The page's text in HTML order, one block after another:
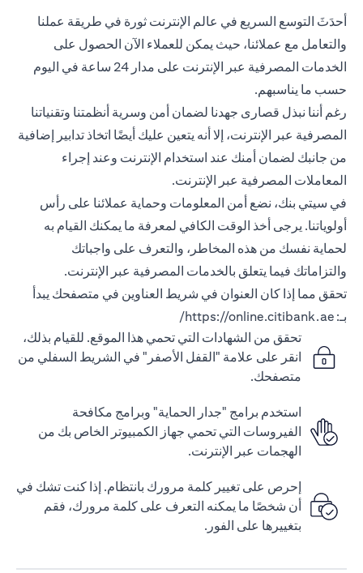
أحدَثَ التوسع السريع في عالم الإنترنت ثورة في طريقة عملنا
والتعامل مع عملائنا، حيث يمكن للعملاء الآن الحصول على
الخدمات المصرفية عبر الإنترنت على مدار 24 ساعة في اليوم
حسب ما يناسبهم.
رغم أننا نبذل قصارى جهدنا لضمان أمن وسرية أنظمتنا وتقنياتنا
المصرفية عبر الإنترنت، إلا أنه يتعين عليك أيضًا اتخاذ تدابير إضافية
من جانبك لضمان أمنك عند استخدام الإنترنت وعند إجراء
المعاملات المصرفية عبر الإنترنت.
في سيتي بنك، نضع أمن المعلومات وحماية عملائنا على رأس
أولوياتنا. يرجى أخذ الوقت الكافي لمعرفة ما يمكنك القيام به
لحماية نفسك من هذه المخاطر، والتعرف على واجباتك
والتزاماتك فيما يتعلق بالخدمات المصرفية عبر الإنترنت.
تحقق مما إذا كان العنوان في شريط العناوين في متصفحك يبدأ
بـ: https://online.citibank.ae/
تحقق من الشهادات التي تحمي هذا الموقع. للقيام بذلك،
انقر على علامة "القفل الأصفر" في الشريط السفلي من
متصفحك.
استخدم برامج "جدار الحماية" وبرامج مكافحة
الفيروسات التي تحمي جهاز الكمبيوتر الخاص بك من
الهجمات عبر الإنترنت.
إحرص على تغيير كلمة مرورك بانتظام. إذا كنت تشك في
أن شخصًا ما يمكنه التعرف على كلمة مرورك، فقم
بتغييرها على الفور.